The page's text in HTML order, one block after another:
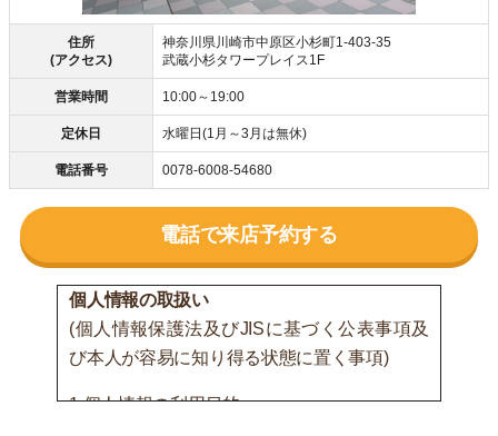
住所
(アクセス)
神奈川県川崎市中原区小杉町1-403-35
武蔵小杉タワープレイス1F
営業時間 10:00～19:00
定休日 水曜日(1月～3月は無休)
電話番号 0078-6008-54680
電話で来店予約する
個人情報の取扱い
(個人情報保護法及びJISに基づく公表事項及
び本人が容易に知り得る状態に置く事項)
1.個人情報の利用目的